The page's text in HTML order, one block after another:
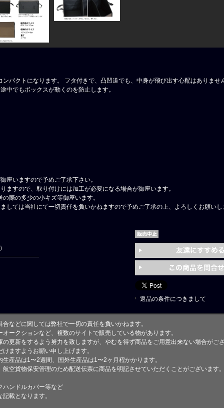
パクトになります。 フタ付きで、凸凹道でも、中身が飛び出す心配はありませ
中でもボックスが動くのを防止します。
座いますので予めご了承下さい。
ますので、取り付けには加工が必要になる場合が御座います。
際の多少の小キズ等御座います。
しては当社にて一切責任を負いかねますので予めご了承の上、よろしくお願いし
返品の条件につきまして
などに関しては弊社で一切の責任を負いかねます。
ークションなど、複数のサイトで販売している物があります。
更新をするよう努力を致しますが、やむを得ず商品をご用意出来ない場合がご
ますようお願い申し上げます。
産品は1〜2週間、国外生産品は1〜2ヶ月程かかります。
空貨物保安管理のため配送伝票に商品を明記させていただくことがございます
ハンドルカバー等など
載となります。